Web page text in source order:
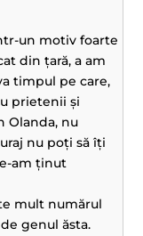
un motiv foarte
din țară, a am
timpul pe care,
prietenii și
Olanda, nu
nu poți să îți
am ținut
mult numărul
genul ăsta.